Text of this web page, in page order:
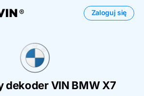
Zaloguj się
dekoder VIN BMW X7